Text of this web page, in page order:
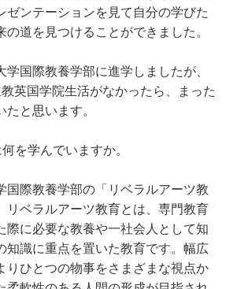
ゼンテーションを見て自分の学びた
の道を見つけることができました。
国際教養学部に進学しましたが、
英国学院生活がなかったら、まった
たと思います。
を学んでいますか。
際教養学部の「リベラルアーツ教
リベラルアーツ教育とは、専門教育
際に必要な教養や一社会人として知
知識に重点を置いた教育です。幅広
りひとつの物事をさまざまな視点か